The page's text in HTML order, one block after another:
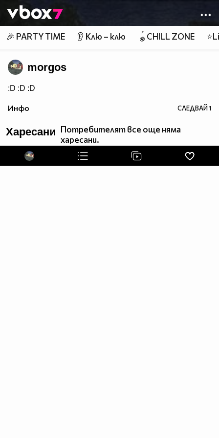
👾
🎉 PARTY TIME 👂 Клю – клю 🪀CHILL ZONE
morgos
:D :D :D
Инфо СЛЕДВАЙ1
Харесани Потребителят все още няма
харесани.